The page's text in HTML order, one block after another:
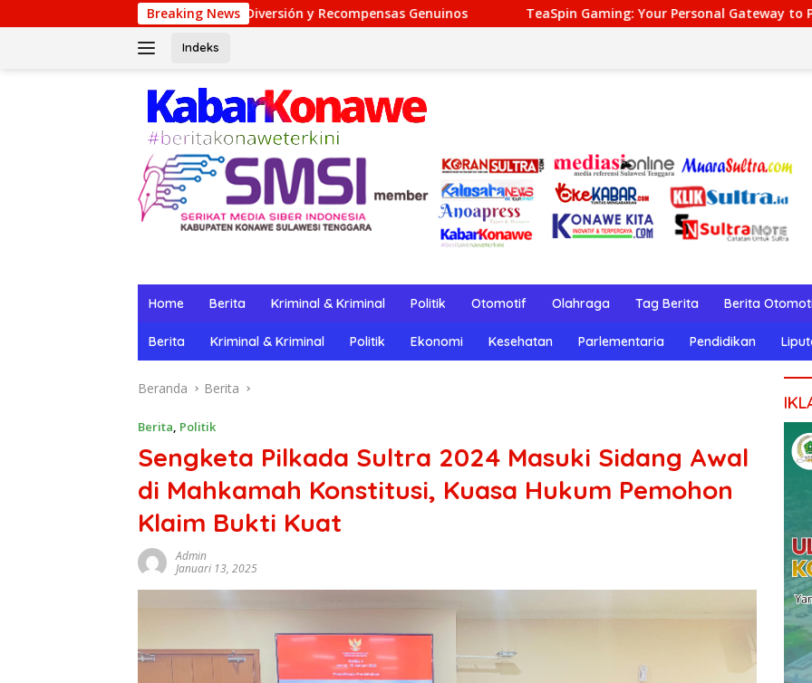
ke
Breaking News
Su Lugar de Diversión y Recompensas Genuinos TeaSpin Gaming: Your Personal Gateway to Premium Online
Indeks
Home Berita Kriminal & Kriminal Politik Otomotif Olahraga Tag Berita Berita
Berita Kriminal & Kriminal Politik Ekonomi Kesehatan Parlementaria Pendidikan
Beranda Berita
Berita, Politik
Sengketa Pilkada Sultra 2024 Masuki Sidang Awal
di Mahkamah Konstitusi, Kuasa Hukum Pemohon
Klaim Bukti Kuat
Admin
Januari 13, 2025